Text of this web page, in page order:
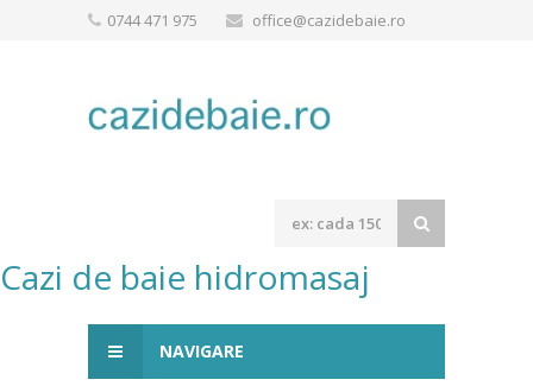
0744 471 975 office@cazidebaie.ro
Cazi de baie hidromasaj
NAVIGARE